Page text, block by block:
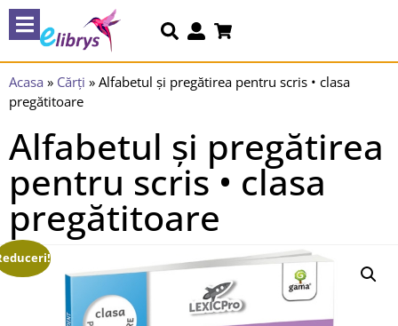
Acasa » Cărți » Alfabetul și pregătirea pentru scris • clasa
pregătitoare
Alfabetul și pregătirea
pentru scris • clasa
pregătitoare